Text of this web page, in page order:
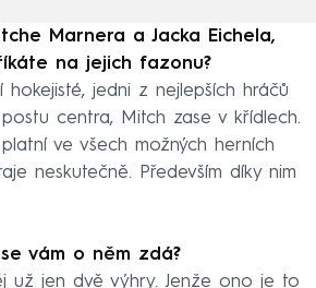
Marnera a Jacka Eichela,
na jejich fazonu?
hokejisté, jedni z nejlepších hráčů
centra, Mitch zase v křídlech.
ve všech možných herních
neskutečně. Především díky nim
vám o něm zdá?
už jen dvě výhry. Jenže ono je to